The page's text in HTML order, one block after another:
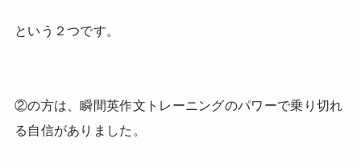
という２つです。
②の方は、瞬間英作文トレーニングのパワーで乗り切れ
る自信がありました。